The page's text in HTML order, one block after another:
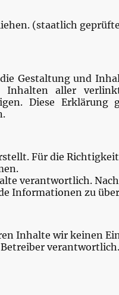
(staatlich
Gestaltung und
aller
Diese
Für die
verantwortlich.
Informationen zu
Inhalte wir keinen